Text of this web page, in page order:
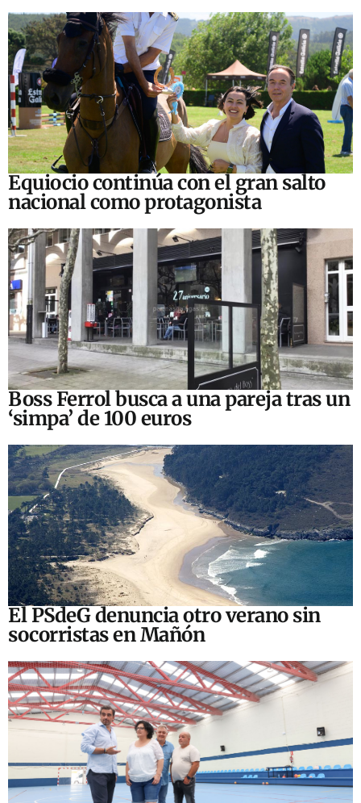
Equiocio continúa con el gran salto
nacional como protagonista
Boss Ferrol busca a una pareja tras un
‘simpa’ de 100 euros
El PSdeG denuncia otro verano sin
socorristas en Mañón